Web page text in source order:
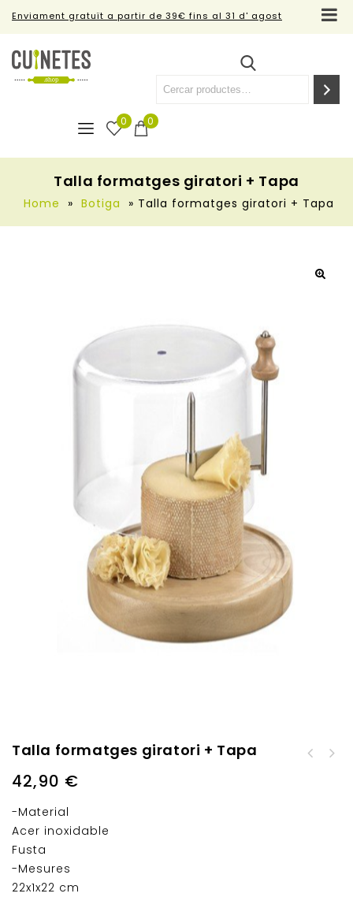
Enviament gratuït a partir de 39€ fins al 31 d' agost
0
0
Talla formatges giratori + Tapa
Home » Botiga » Talla formatges giratori + Tapa
Talla formatges giratori + Tapa
42,90 €
-Material
Acer inoxidable
Fusta
-Mesures
22x1x22 cm